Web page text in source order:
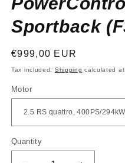
modal
Sportback
Regular
price
€999,00 EUR
Tax included. Shipping calculated
Motor
Quantity